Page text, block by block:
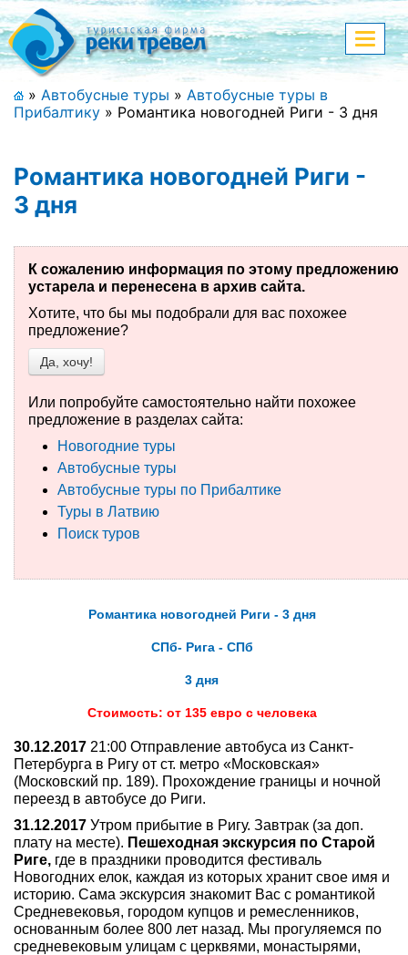
Меню
+7 (911) 182-44-68
Адрес офиса, контакты
Полная версия сайта
Главная
Спецпредложения
Праздничные туры
Страны и направления
Поиск тура
Туры по России
Автобусные туры
Круизы
Туристическая страховка
О компании
Отзывы
меню
» Автобусные туры » Автобусные туры в
Прибалтику » Романтика новогодней Риги - 3 дня
Романтика новогодней Риги -
3 дня
К сожалению информация по этому предложению
устарела и перенесена в архив сайта.
Хотите, что бы мы подобрали для вас похожее
предложение?
Да, хочу!
Или попробуйте самостоятельно найти похожее
предложение в разделах сайта:
Новогодние туры
Автобусные туры
Автобусные туры по Прибалтике
Туры в Латвию
Поиск туров
Романтика новогодней Риги - 3 дня
СПб- Рига - СПб
3 дня
Стоимость: от 135 евро с человека
30.12.2017 21:00 Отправление автобуса из Санкт-
Петербурга в Ригу от ст. метро «Московская»
(Московский пр. 189). Прохождение границы и ночной
переезд в автобусе до Риги.
31.12.2017 Утром прибытие в Ригу. Завтрак (за доп.
плату на месте). Пешеходная экскурсия по Старой
Риге, где в праздники проводится фестиваль
Новогодних елок, каждая из которых хранит свое имя и
историю. Сама экскурсия знакомит Вас с романтикой
Средневековья, городом купцов и ремесленников,
основанным более 800 лет назад. Мы прогуляемся по
средневековым улицам с церквями, монастырями,